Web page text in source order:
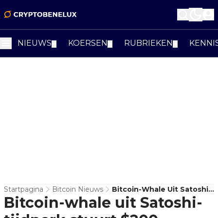
NIEUWS KOERSEN RUBRIEKEN
Startpagina Bitcoin Nieuws
Bitcoin-Whale Uit Satoshi-
Tijdperk Stuurt $200
Miljoen Aan BTC Naar OTC-
Bitcoin-whale uit Satoshi-